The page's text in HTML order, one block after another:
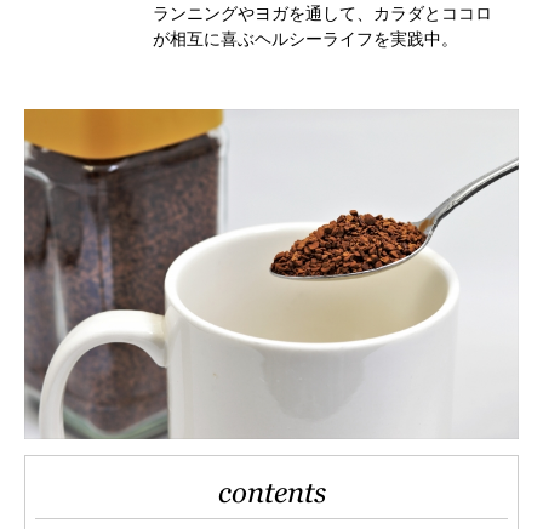
ランニングやヨガを通して、カラダとココロ
が相互に喜ぶヘルシーライフを実践中。
contents